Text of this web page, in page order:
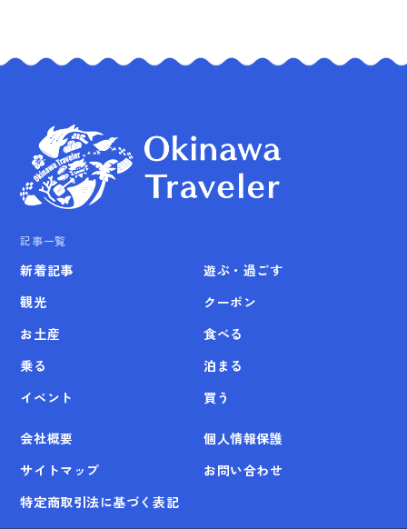
記事一覧
新着記事
観光
お土産
乗る
イベント
遊ぶ・過ごす
クーポン
食べる
泊まる
買う
会社概要
個人情報保護
サイトマップ
お問い合わせ
特定商取引法に基づく表記